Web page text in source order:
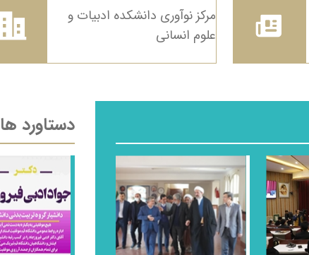
مرکز نوآوری دانشکده ادبیات و
علوم انسانی
دستاورد ها